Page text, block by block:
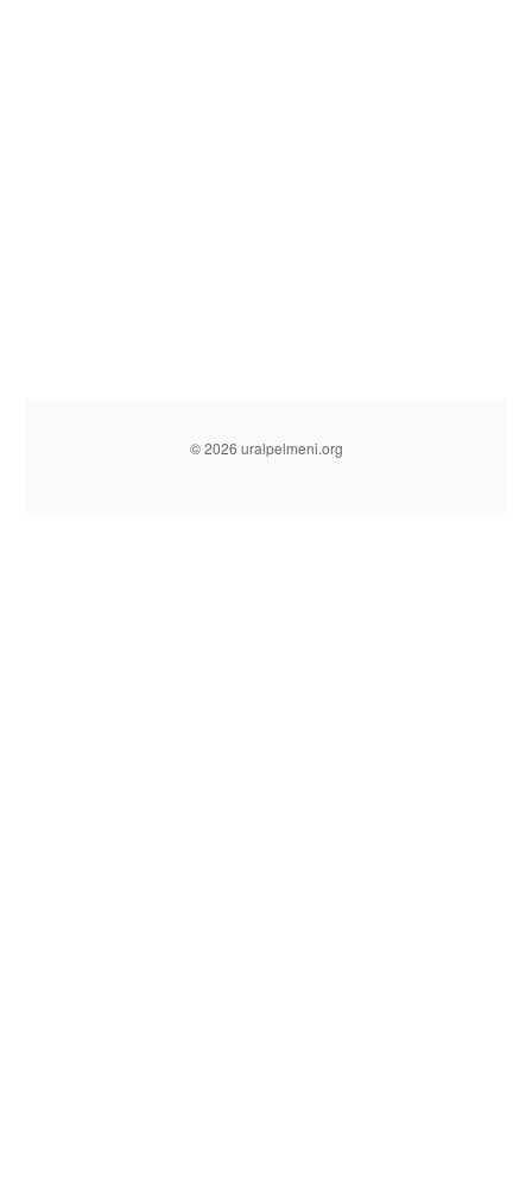
© 2026 uralpelmeni.org